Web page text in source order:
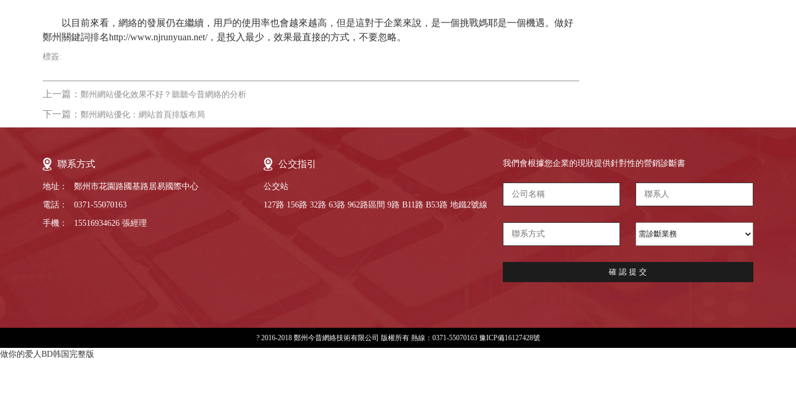
以目前來看，網絡的發展仍在繼續，用戶的使用率也會越來越高，但是這對于企業來說，是一個挑戰媽耶是一個機遇。做好
鄭州關鍵詞排名http://www.njrunyuan.net/，是投入最少，效果最直接的方式，不要忽略。
標簽:
上一篇： 鄭州網站優化效果不好？聽聽今昔網絡的分析
下一篇： 鄭州網站優化：網站首頁排版布局
聯系方式
地址： 鄭州市花園路國基路居易國際中心
電話： 0371-55070163
手機： 15516934626張經理
公交指引
公交站
127路 156路 32路 63路 962路區間 9路 B11路 B53路 地鐵2號線
我們會根據您企業的現狀提供針對性的營銷診斷書
確 認 提 交
? 2016-2018 鄭州今昔網絡技術有限公司 版權所有 熱線：0371-55070163 豫ICP備16127428號
做你的爱人BD韩国完整版